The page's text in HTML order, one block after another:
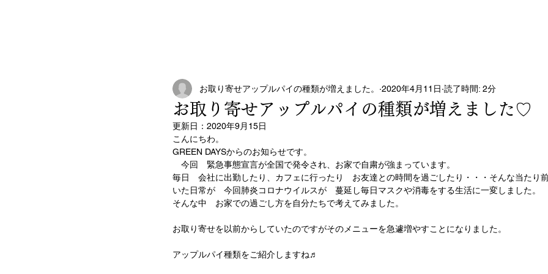
お取り寄せアップルパイの種類が増えました♡
お取り寄せアップルパイの種類が増えました。 2020年4月11日 読了時間: 2分
更新日： 2020年9月15日
こんにちわ。
GREEN DAYSからのお知らせです。
今回　緊急事態宣言が全国で発令され、お家で自粛が強まっています。
毎日　会社に出勤したり、カフェに行ったり　お友達との時間を過ごしたり・・・そんな当たり
いた日常が　今回肺炎コロナウイルスが　蔓延し毎日マスクや消毒をする生活に一変しました。
そんな中　お家での過ごし方を自分たちで考えてみました。
お取り寄せを以前からしていたのですがそのメニューを急遽増やすことになりました。
アップルパイ種類をご紹介しますね♬